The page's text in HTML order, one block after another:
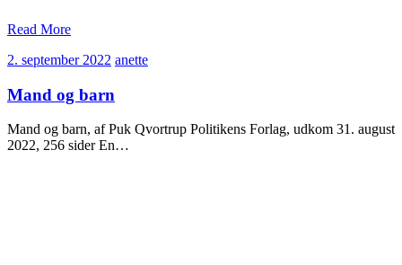
Read More
2. september 2022 2.
2022
anetteanette
Mand og barn
Mand og barn, af Puk Qvortrup Politikens Forlag, udkom 31. august
2022, 256 sider En…